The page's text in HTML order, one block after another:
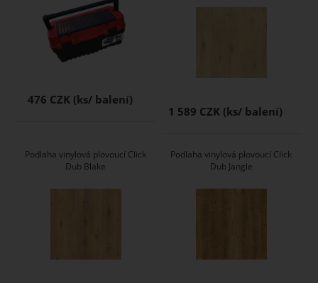
476 CZK
1 589 CZK
Podlaha vinylová plovoucí Click
Dub Blake
Podlaha vinylová plovoucí Click
Dub Jangle